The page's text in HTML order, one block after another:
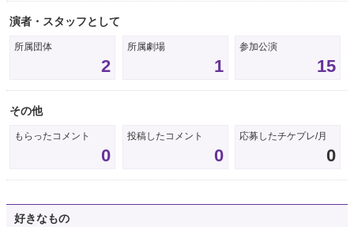
演者・スタッフとして
所属団体
2
所属劇場
1
参加公演
15
その他
もらったコメント
0
投稿したコメント
0
応募したチケプレ/月
0
好きなもの